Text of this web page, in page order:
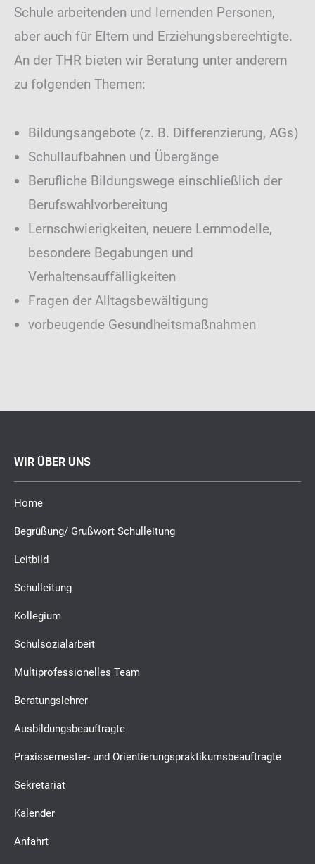
Schule arbeitenden und lernenden Personen,
aber auch für Eltern und Erziehungsberechtigte.
An der THR bieten wir Beratung unter anderem
zu folgenden Themen:
Bildungsangebote (z. B. Differenzierung, AGs)
Schullaufbahnen und Übergänge
Berufliche Bildungswege einschließlich der
Berufswahlvorbereitung
Lernschwierigkeiten, neuere Lernmodelle,
besondere Begabungen und
Verhaltensauffälligkeiten
Fragen der Alltagsbewältigung
vorbeugende Gesundheitsmaßnahmen
WIR ÜBER UNS
Home
Begrüßung/ Grußwort Schulleitung
Leitbild
Schulleitung
Kollegium
Schulsozialarbeit
Multiprofessionelles Team
Beratungslehrer
Ausbildungsbeauftragte
Praxissemester- und Orientierungspraktikumsbeauftragte
Sekretariat
Kalender
Anfahrt